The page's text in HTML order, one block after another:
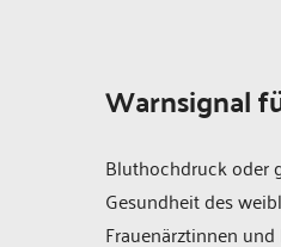
Warnsignal
Bluthochdruck oder
Gesundheit des
Frauenärztinnen